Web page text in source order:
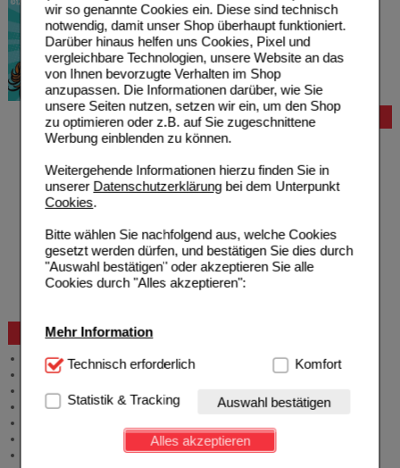
wir so genannte Cookies ein. Diese sind technisch
notwendig, damit unser Shop überhaupt funktioniert.
Darüber hinaus helfen uns Cookies, Pixel und
vergleichbare Technologien, unsere Website an das
von Ihnen bevorzugte Verhalten im Shop
anzupassen. Die Informationen darüber, wie Sie
unsere Seiten nutzen, setzen wir ein, um den Shop
zu optimieren oder z.B. auf Sie zugeschnittene
Werbung einblenden zu können.
Weitergehende Informationen hierzu finden Sie in
unserer Datenschutzerklärungbei dem Unterpunkt
Cookies.
Bitte wählen Sie nachfolgend aus, welche Cookies
gesetzt werden dürfen, und bestätigen Sie dies durch
"Auswahl bestätigen" oder akzeptieren Sie alle
Cookies durch "Alles akzeptieren":
Mehr Information
Technisch Notwendig:Hierbei handelt es sich um
Website notwendig sind (z.B. Navigation, Warenkorb,
Kundenkonto), weshalb auf diese nicht verzichtet
werden kann.
Technisch erforderlich Komfort
Statistik & Tracking Auswahl bestätigen
Alles akzeptieren
Bestellung
Hilfe zur Anmeldung
Zahlungsmöglichkeiten
Rezepte einlösen
Auslandsbestellung
Reklamation
Widerrufsformular
Problembehebung
Beratung und Service
Allgemeine Information
Produktberatung
Meldung Arzneimittelrisiken
Zuzahlungsfreie Arzneien